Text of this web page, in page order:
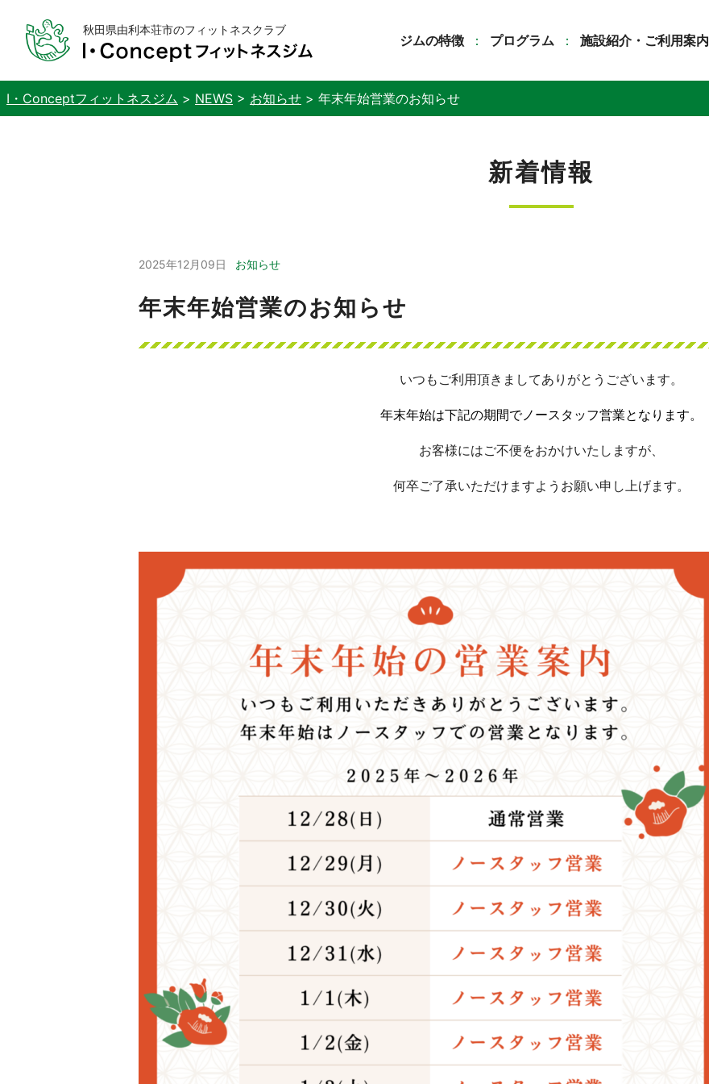
秋田県由利本荘市のフィットネスクラブ
ジムの特徴 プログラム 施設紹介・ご利用案内
I・Conceptフィットネスジム > NEWS > お知らせ > 年末年始営業のお知らせ
新着情報
2025年12月09日 お知らせ
年末年始営業のお知らせ
いつもご利用頂きましてありがとうございます。
年末年始は下記の期間でノースタッフ営業となります。
お客様にはご不便をおかけいたしますが、
何卒ご了承いただけますようお願い申し上げます。